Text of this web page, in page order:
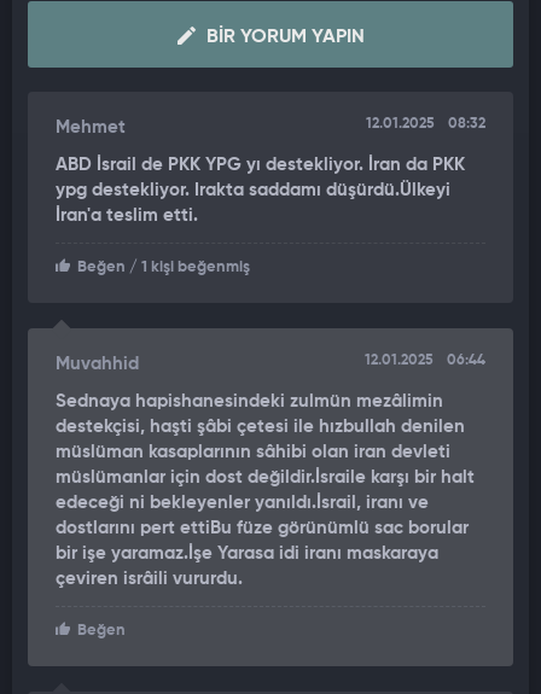
İran devlet televizyonu IRIB tarafından yayınlanan videoda,
Emir Ali Hacızade'nin tesisi gezdiği görüldü. Hacızade, bu tesisi
"uyuyan bir yanardağ" olarak nitelendirdi.
İran'ın yarı resmi haber ajansı Mehr News'a göre, İran'ın Ekim
ve Nisan aylarında İsrail'e karşı gerçekleştirdiği
operasyonların bir kısmı bu yeraltı füze üssü kullanılarak
Cuma günü İran'ın güneybatısındaki Abadan kentinde
düzenlenen bir etkinlikte Selami, IRGC Hava Kuvvetleri'nin
"yeni özel füzeler" geliştirdiğini de duyurdu.
Tasnim'in haberine göre, Pazartesi günü General Ali
Mohammad Naeini, İran'ın bu ay içinde yeni tatbikatlar ve
savaş oyunları düzenleyeceğini ve bunların "füze ve insansız
hava aracı (İHA) şehirlerini" ortaya çıkaracağını söyledi. Bu
kapsamda, füzelerin depolandığı bir yeraltı şehri ve İran'ın
güneyinde gemilerin barındırıldığı başka bir tesis bulunuyor.
Tasnim ayrıca, Cuma günü İran'ın gönüllü milis kuvveti Basij'in
başkent Tahran'da 110.000 üyesinin katıldığı büyük bir tatbikat
BIR YORUM YAPIN
Mehmet 12.01.2025 08:32
ABD İsrail de PKK YPG yı destekliyor. İran da PKK
ypg destekliyor. Irakta saddamı düşürdü.Ülkeyi
İran'a teslim etti.
Beğen / 1 kişi beğenmiş
Muvahhid 12.01.2025 06:44
Sednaya hapishanesindeki zulmün mezâlimin
destekçisi, haşti şâbi çetesi ile hızbullah denilen
müslüman kasaplarının sâhibi olan iran devleti
müslümanlar için dost değildir.İsraile karşı bir halt
edeceği ni bekleyenler yanıldı.İsrail, iranı ve
dostlarını pert ettiBu füze görünümlü sac borular
bir işe yaramaz.İşe Yarasa idi iranı maskaraya
çeviren isrâili vururdu.
Beğen